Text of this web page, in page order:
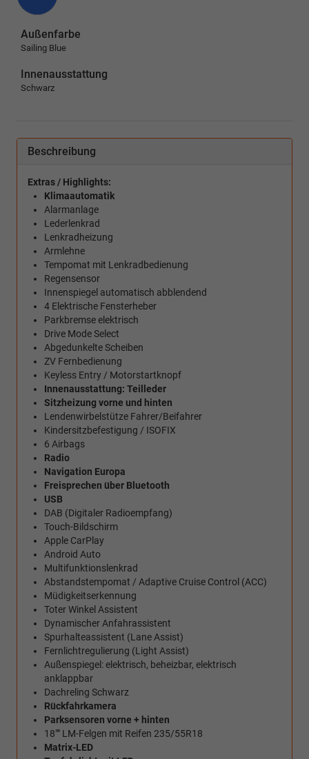
Außenfarbe
Sailing Blue
Innenausstattung
Schwarz
Beschreibung
Extras / Highlights:
Klimaautomatik
Alarmanlage
Lederlenkrad
Lenkradheizung
Armlehne
Tempomat mit Lenkradbedienung
Regensensor
Innenspiegel automatisch abblendend
4 Elektrische Fensterheber
Parkbremse elektrisch
Drive Mode Select
Abgedunkelte Scheiben
ZV Fernbedienung
Keyless Entry / Motorstartknopf
Innenausstattung: Teilleder
Sitzheizung vorne und hinten
Lendenwirbelstütze Fahrer/Beifahrer
Kindersitzbefestigung / ISOFIX
6 Airbags
Radio
Navigation Europa
Freisprechen über Bluetooth
USB
DAB (Digitaler Radioempfang)
Touch-Bildschirm
Apple CarPlay
Android Auto
Multifunktionslenkrad
Abstandstempomat / Adaptive Cruise Control (ACC)
Müdigkeitserkennung
Toter Winkel Assistent
Dynamischer Anfahrassistent
Spurhalteassistent (Lane Assist)
Fernlichtregulierung (Light Assist)
Außenspiegel: elektrisch, beheizbar, elektrisch
anklappbar
Dachreling Schwarz
Rückfahrkamera
Parksensoren vorne + hinten
18"" LM-Felgen mit Reifen 235/55R18
Matrix-LED